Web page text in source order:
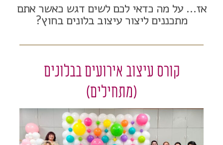
אז… על מה כדאי לכם לשים דגש כאשר אתם
מתכננים ליצור עיצוב בלונים בחוץ?
קורס עיצוב אירועים בבלונים
(מתחילים)